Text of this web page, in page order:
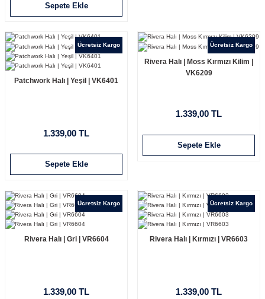
Sepete Ekle
Ücretsiz Kargo
Patchwork Halı | Yeşil | VK6401
1.339,00 TL
Sepete Ekle
Ücretsiz Kargo
Rivera Halı | Moss Kırmızı Kilim |
VK6209
1.339,00 TL
Sepete Ekle
Ücretsiz Kargo
Rivera Halı | Gri | VR6604
1.339,00 TL
Ücretsiz Kargo
Rivera Halı | Kırmızı | VR6603
1.339,00 TL